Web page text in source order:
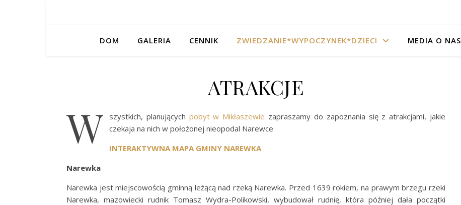
DOM GALERIA CENNIK ZWIEDZANIE*WYPOCZYNEK*DZIECI MEDIA O NAS
ATRAKCJE
W szystkich, planujących pobyt w Mikłaszewie zapraszamy do zapoznania się z atrakcjami, jakie
czekaja na nich w położonej nieopodal Narewce
INTERAKTYWNA MAPA GMINY NAREWKA
Narewka
Narewka jest miejscowością gminną leżącą nad rzeką Narewka. Przed 1639 rokiem, na prawym brzegu rzeki
Narewka, mazowiecki rudnik Tomasz Wydra-Polikowski, wybudował rudnię, która później dała początki